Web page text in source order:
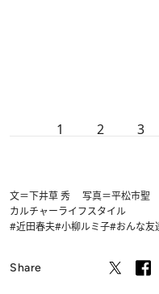
1 2 3
文＝下井草 秀 写真＝平松市聖
カルチャーライフスタイル
#近田春夫#小柳ルミ子#おんな友
Share